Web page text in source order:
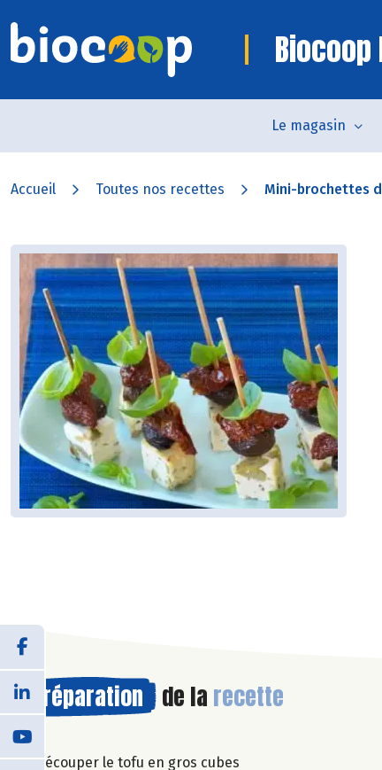
Biocoop
Le magasin
Accueil Toutes nos recettes Mini-brochettes
Préparation de la recette
Découper le tofu en gros cubes